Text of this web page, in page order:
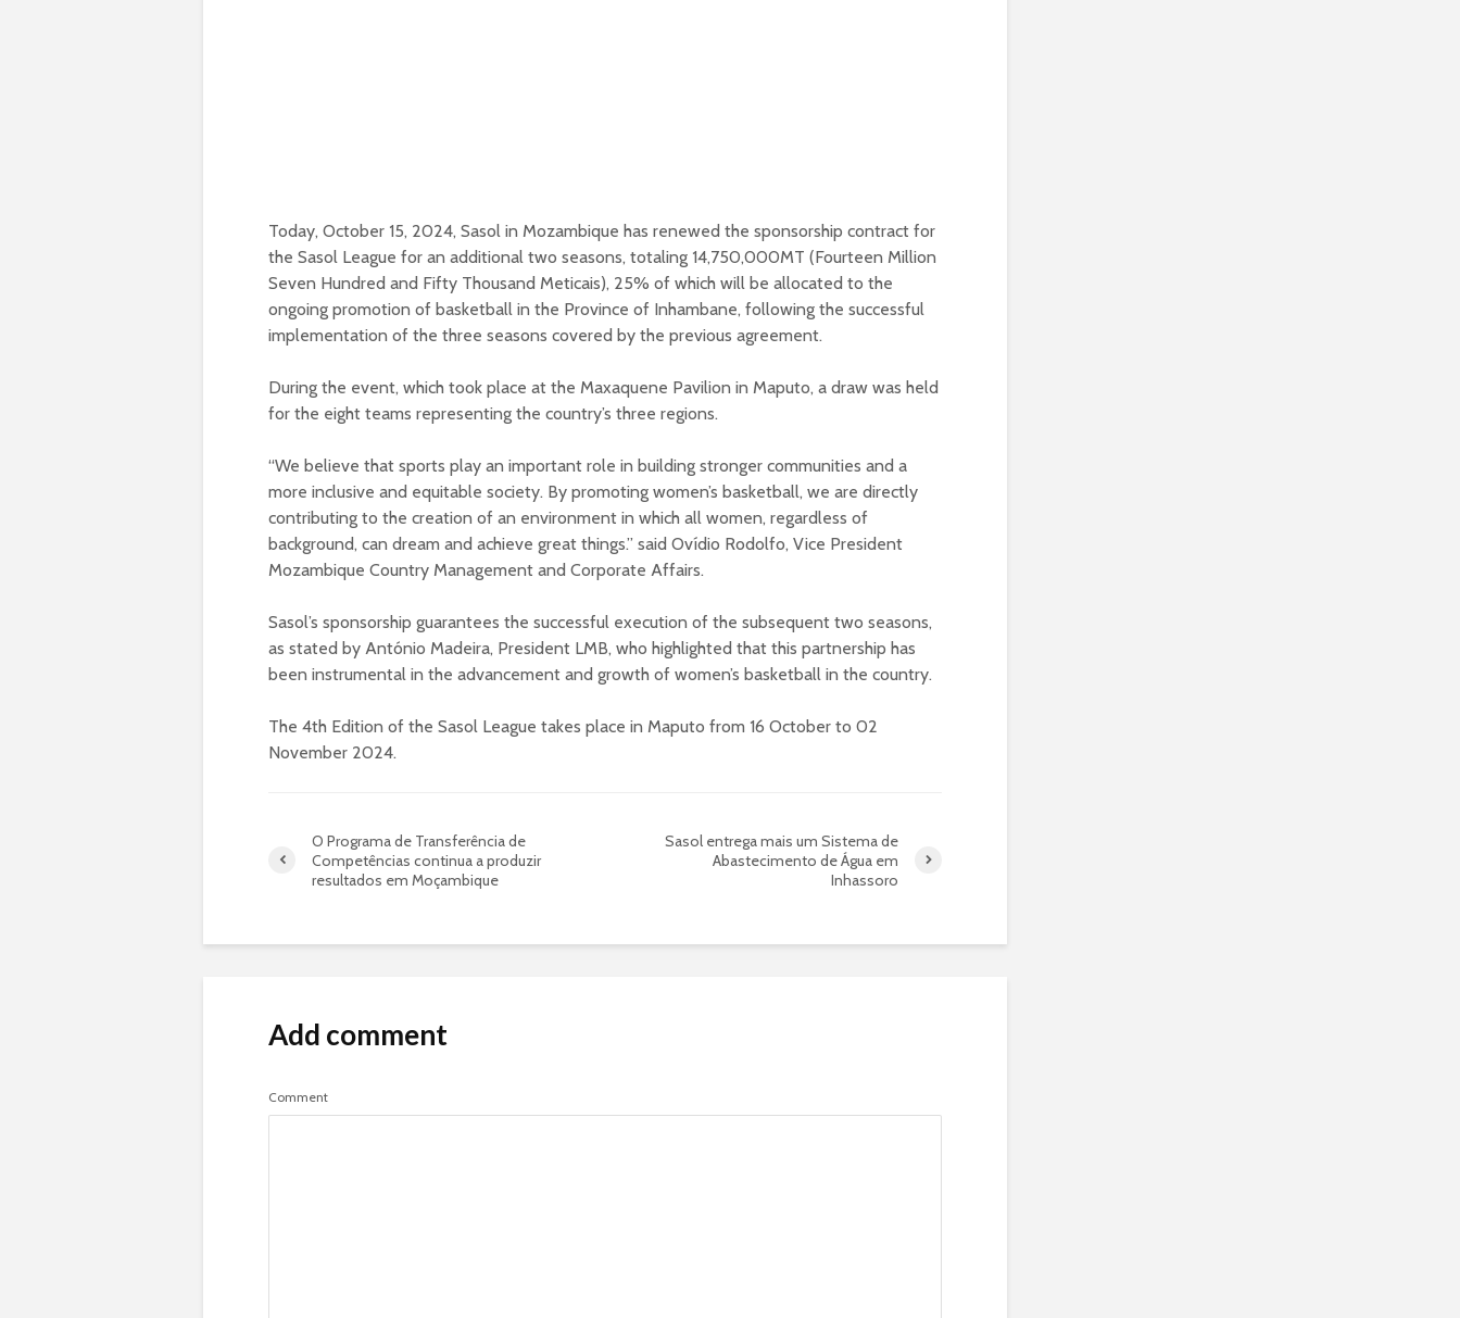
Today, October 15, 2024, Sasol in Mozambique has renewed the sponsorship contract for
the Sasol League for an additional two seasons, totaling 14,750,000MT (Fourteen Million
Seven Hundred and Fifty Thousand Meticais), 25% of which will be allocated to the
ongoing promotion of basketball in the Province of Inhambane, following the successful
implementation of the three seasons covered by the previous agreement.
During the event, which took place at the Maxaquene Pavilion in Maputo, a draw was held
for the eight teams representing the country’s three regions.
“We believe that sports play an important role in building stronger communities and a
more inclusive and equitable society. By promoting women’s basketball, we are directly
contributing to the creation of an environment in which all women, regardless of
background, can dream and achieve great things.” said Ovídio Rodolfo, Vice President
Mozambique Country Management and Corporate Affairs.
Sasol’s sponsorship guarantees the successful execution of the subsequent two seasons,
as stated by António Madeira, President LMB, who highlighted that this partnership has
been instrumental in the advancement and growth of women’s basketball in the country.
The 4th Edition of the Sasol League takes place in Maputo from 16 October to 02
November 2024.
O Programa de Transferência de
Competências continua a produzir
resultados em Moçambique
Sasol entrega mais um Sistema de
Abastecimento de Água em
Inhassoro
Add comment
Comment